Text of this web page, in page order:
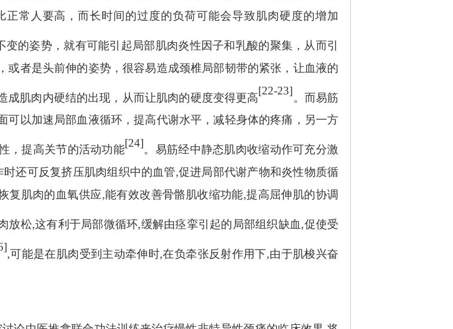
常人要高，而长时间的过度的负荷可能会导致肌肉硬度的增加
的姿势，就有可能引起局部肌肉炎性因子和乳酸的聚集，从而引
或者是头前伸的姿势，很容易造成颈椎局部韧带的紧张，让血液的
成肌肉内硬结的出现，从而让肌肉的硬度变得更高
[22-23]
。而易筋
可以加速局部血液循环，提高代谢水平，减轻身体的疼痛，另一方
，提高关节的活动功能
[24]
。易筋经中静态肌肉收缩动作可充分激
还可反复挤压肌肉组织中的血管,促进局部代谢产物和炎性物质循
复肌肉的血氧供应,能有效改善骨骼肌收缩功能,提高屈伸肌的协调
放松,这有利于局部微循环,缓解由痉挛引起的局部组织缺血,促使受
,可能是在肌肉受到主动牵伸时,在负牵张反射作用下,由于肌梭兴奋